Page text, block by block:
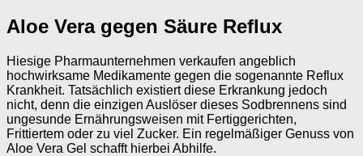
Aloe Vera gegen Säure Reflux
Hiesige Pharmaunternehmen verkaufen angeblich
hochwirksame Medikamente gegen die sogenannte Reflux
Krankheit. Tatsächlich existiert diese Erkrankung jedoch
nicht, denn die einzigen Auslöser dieses Sodbrennens sind
ungesunde Ernährungsweisen mit Fertiggerichten,
Frittiertem oder zu viel Zucker. Ein regelmäßiger Genuss von
Aloe Vera Gel schafft hierbei Abhilfe.